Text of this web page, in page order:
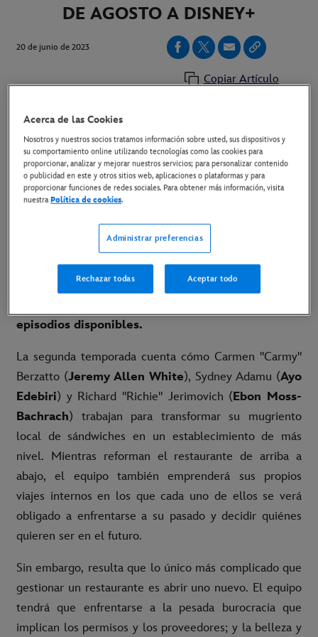
DE AGOSTO A DISNEY+
20 de junio de 2023
Copiar Artículo
temporada
Link al material disponible
Madrid, 20 de junio de 2023.- La segunda temporada
The Bear”, la premiada serie aclamada por la
crítica y el público,llega en exclusiva el 16 de
episodios disponibles.
La segunda temporada cuenta cómo Carmen "Carmy"
Berzatto (Jeremy Allen White), Sydney Adamu (Ayo
Edebiri) y Richard "Richie" Jerimovich (Ebon Moss-
Bachrach) trabajan para transformar su mugriento
local de sándwiches en un establecimiento de más
nivel. Mientras reforman el restaurante de arriba a
abajo, el equipo también emprenderá sus propios
viajes internos en los que cada uno de ellos se verá
obligado a enfrentarse a su pasado y decidir quiénes
quieren ser en el futuro.
Sin embargo, resulta que lo único más complicado que
gestionar un restaurante es abrir uno nuevo. El equipo
tendrá que enfrentarse a la pesada burocracia que
implican los permisos y los proveedores; y la belleza y
Acerca de las Cookies
Nosotros y nuestros socios tratamos información sobre usted, sus dispositivos y
su comportamiento online utilizando tecnologías como las cookies para
proporcionar, analizar y mejorar nuestros servicios; para personalizar contenido
o publicidad en este y otros sitios web, aplicaciones o plataformas y para
proporcionar funciones de redes sociales. Para obtener más información, visita
nuestraPolítica de cookies.
Administrar preferencias
Rechazar todas Aceptar todo